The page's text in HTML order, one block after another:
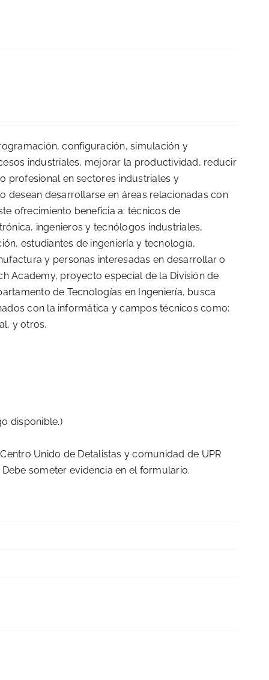
configuración, simulación y
industriales, mejorar la productividad, reducir
profesional en sectores industriales y
desean desarrollarse en áreas relacionadas con
ofrecimiento beneficia a: técnicos de
ingenieros y tecnólogos industriales,
estudiantes de ingeniería y tecnología,
y personas interesadas en desarrollar o
Academy, proyecto especial de la División de
de Tecnologías en Ingeniería, busca
con la informática y campos técnicos como:
y otros.
disponible.)
Unido de Detalistas y comunidad de UPR
someter evidencia en el formulario.